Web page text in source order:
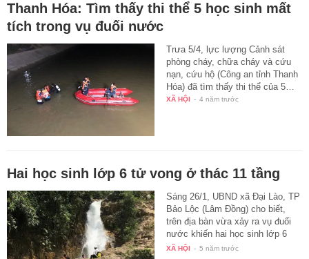
Thanh Hóa: Tìm thấy thi thể 5 học sinh mất
tích trong vụ đuối nước
Trưa 5/4, lực lượng Cảnh sát
phòng cháy, chữa cháy và cứu
nạn, cứu hộ (Công an tỉnh Thanh
Hóa) đã tìm thấy thi thể của 5…
XÃ HỘI - 4 năm trước
Hai học sinh lớp 6 tử vong ở thác 11 tầng
Sáng 26/1, UBND xã Đại Lào, TP
Bảo Lộc (Lâm Đồng) cho biết,
trên địa bàn vừa xảy ra vụ đuối
nước khiến hai học sinh lớp 6
tử…
XÃ HỘI - 5 năm trước